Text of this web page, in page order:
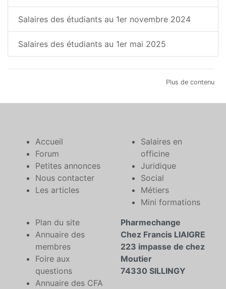
Salaires des étudiants au 1er novembre 2024
Salaires des étudiants au 1er mai 2025
Plus de contenu
Accueil
Forum
Petites annonces
Nous contacter
Les articles
Salaires en
officine
Juridique
Social
Métiers
Mini formations
Plan du site
Annuaire des
membres
Foire aux
questions
Annuaire des CFA
Pharmechange
Chez Francis LIAIGRE
223 impasse de chez
Moutier
74330 SILLINGY